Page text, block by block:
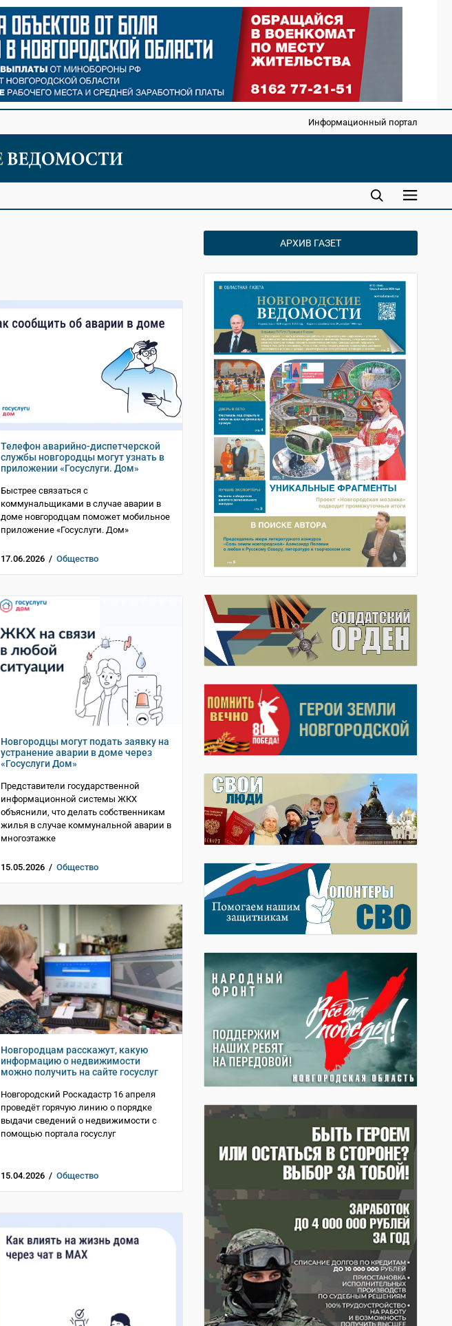
Информационный портал
Телефон аварийно-диспетчерской
службы новгородцы могут узнать в
приложении «Госуслуги. Дом»
Быстрее связаться с
коммунальщиками в случае аварии в
доме новгородцам поможет мобильное
приложение «Госуслуги. Дом»
17.06.2026 / Общество
Новгородцы могут подать заявку на
устранение аварии в доме через
«Госуслуги Дом»
Представители государственной
информационной системы ЖКХ
объяснили, что делать собственникам
жилья в случае коммунальной аварии в
многоэтажке
15.05.2026 / Общество
Новгородцам расскажут, какую
информацию о недвижимости
можно получить на сайте госуслуг
Новгородский Роскадастр 16 апреля
проведёт горячую линию о порядке
выдачи сведений о недвижимости с
помощью портала госуслуг
15.04.2026 / Общество
АРХИВ ГАЗЕТ